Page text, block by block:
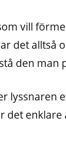
vill
det alltså
den man
lyssnaren
det enklare